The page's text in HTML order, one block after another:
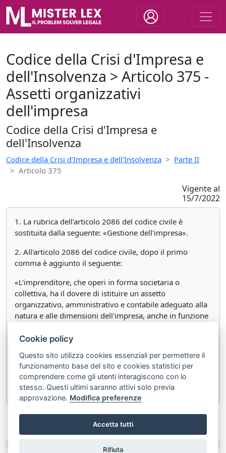
Codice della Crisi d'Impresa e
dell'Insolvenza > Articolo 375 -
Assetti organizzativi
dell'impresa
Codice della Crisi d'Impresa e
dell'Insolvenza
Codice della Crisi d'Impresa e dell'Insolvenza
Parte II
Articolo 375
Vigente al
15/7/2022
1. La rubrica dell'articolo 2086 del codice civile è
sostituita dalla seguente: «Gestione dell'impresa».
2. All'articolo 2086 del codice civile, dopo il primo
comma è aggiunto il seguente:
«L'imprenditore, che operi in forma societaria o
collettiva, ha il dovere di istituire un assetto
organizzativo, amministrativo e contabile adeguato alla
natura e alle dimensioni dell'impresa, anche in funzione
della perdita della continuità aziendale, nonché di
uno degli strumenti previsti dall'ordinamento per il
superamento della crisi e il recupero della continuità
aziendale».
Articolo 374 Articolo 376
Cookie policy
Questo sito utilizza cookies essenziali per permettere il
funzionamento base del sito e cookies statistici per
comprendere come gli utenti interagiscono con lo
stesso. Questi ultimi saranno attivi solo previa
approvazione. Modifica preferenze
Accetta tutti
Rifiuta